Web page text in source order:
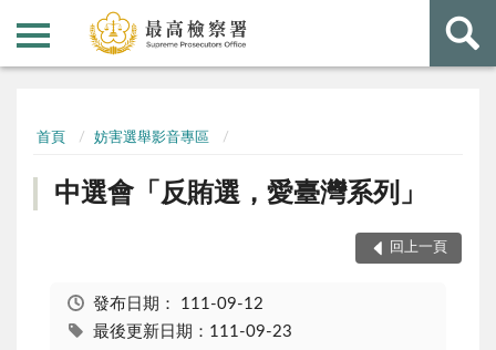
首頁 妨害選舉影音專區
中選會「反賄選，愛臺灣系列」
回上一頁
發布日期： 111-09-12
最後更新日期：111-09-23